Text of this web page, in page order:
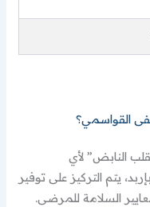
القواسمي؟
النابض” لأي
بإربد، يتم التركيز على توفير
السلامة للمرضى.